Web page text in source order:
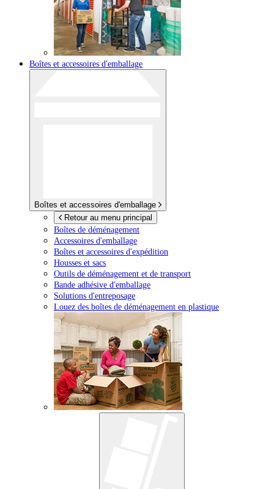
Boîtes et accessoires d'emballage
Boîtes et accessoires d'emballage
Retour au menu principal
Boîtes de déménagement
Accessoires d'emballage
Boîtes et accessoires d'expédition
Housses et sacs
Outils de déménagement et de transport
Bande adhésive d'emballage
Solutions d'entreposage
Louez des boîtes de déménagement en plastique